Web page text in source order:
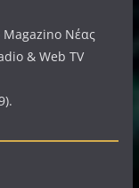
Magazino Νέας
& Web TV